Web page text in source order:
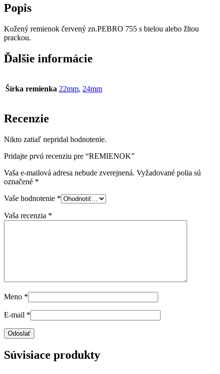
Popis
Kožený remienok červený zn.PEBRO 755 s bielou alebo žltou
prackou.
Ďalšie informácie
Šírka remienka 22mm, 24mm
Recenzie
Nikto zatiaľ nepridal hodnotenie.
Pridajte prvú recenziu pre “REMIENOK”
Vaša e-mailová adresa nebude zverejnená. Vyžadované polia sú
označené *
Vaše hodnotenie *
Vaša recenzia *
Meno *
E-mail *
Súvisiace produkty